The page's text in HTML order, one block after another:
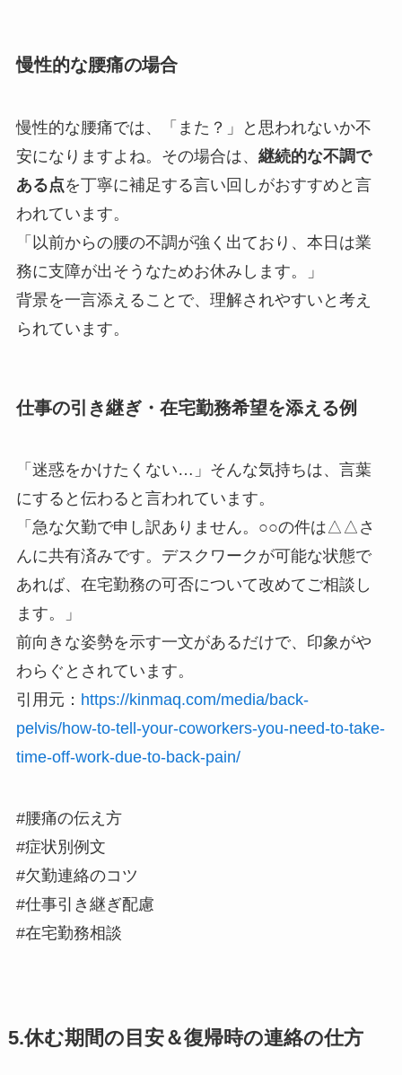
慢性的な腰痛の場合
慢性的な腰痛では、「また？」と思われないか不
安になりますよね。その場合は、 継続的な不調で
ある点を丁寧に補足する言い回しがおすすめと言
われています。
「以前からの腰の不調が強く出ており、本日は業
務に支障が出そうなためお休みします。」
背景を一言添えることで、理解されやすいと考え
られています。
仕事の引き継ぎ・在宅勤務希望を添える例
「迷惑をかけたくない…」そんな気持ちは、言葉
にすると伝わると言われています。
「急な欠勤で申し訳ありません。○○の件は△△さ
んに共有済みです。デスクワークが可能な状態で
あれば、在宅勤務の可否について改めてご相談し
ます。」
前向きな姿勢を示す一文があるだけで、印象がや
わらぐとされています。
引用元： https://kinmaq.com/media/back-
pelvis/how-to-tell-your-coworkers-you-need-to-take-
time-off-work-due-to-back-pain/
#腰痛の伝え方
#症状別例文
#欠勤連絡のコツ
#仕事引き継ぎ配慮
#在宅勤務相談
5.休む期間の目安＆復帰時の連絡の仕方